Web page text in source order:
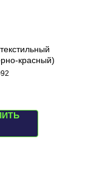
красный)